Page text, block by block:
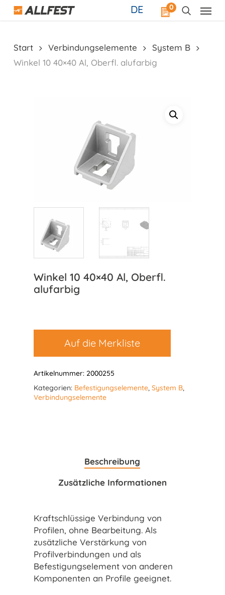
Skip
0
DE
Start Verbindungselemente
System B
Winkel 10 40×40 Al, Oberfl. alufarbig
Winkel 10 40×40 Al, Oberfl.
alufarbig
Auf die Merkliste
Artikelnummer: 2000255
Kategorien: Befestigungselemente, System B,
Verbindungselemente
Beschreibung
Zusätzliche Informationen
Kraftschlüssige Verbindung von
Profilen, ohne Bearbeitung. Als
zusätzliche Verstärkung von
Profilverbindungen und als
Befestigungselement von anderen
Komponenten an Profile geeignet.